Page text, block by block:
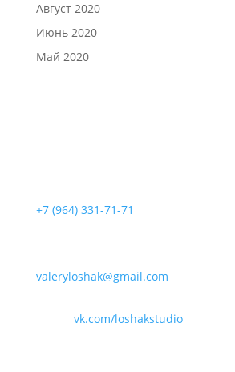
Август 2020
Июнь 2020
Май 2020
+7 (964) 331-71-71
valeryloshak@gmail.com
vk.com/loshakstudio